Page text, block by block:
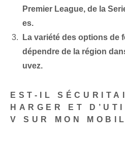
Premier League, de la
es.
La variété des options de
dépendre de la région
uvez.
EST-IL
HARGER ET
V SUR MON